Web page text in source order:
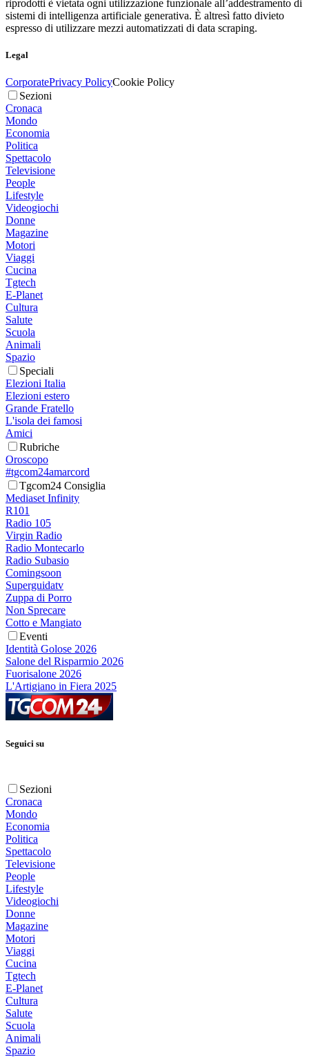
riprodotti è vietata ogni utilizzazione funzionale all’addestramento di
sistemi di intelligenza artificiale generativa. È altresì fatto divieto
espresso di utilizzare mezzi automatizzati di data scraping.
Legal
CorporatePrivacy PolicyCookie Policy
Sezioni
Cronaca
Mondo
Economia
Politica
Spettacolo
Televisione
People
Lifestyle
Videogiochi
Donne
Magazine
Motori
Viaggi
Cucina
Tgtech
E-Planet
Cultura
Salute
Scuola
Animali
Spazio
Speciali
Elezioni Italia
Elezioni estero
Grande Fratello
L'isola dei famosi
Amici
Rubriche
Oroscopo
#tgcom24amarcord
Tgcom24 Consiglia
Mediaset Infinity
R101
Radio 105
Virgin Radio
Radio Montecarlo
Radio Subasio
Comingsoon
Superguidatv
Zuppa di Porro
Non Sprecare
Cotto e Mangiato
Eventi
Identità Golose 2026
Salone del Risparmio 2026
Fuorisalone 2026
L'Artigiano in Fiera 2025
Seguici su
Sezioni
Cronaca
Mondo
Economia
Politica
Spettacolo
Televisione
People
Lifestyle
Videogiochi
Donne
Magazine
Motori
Viaggi
Cucina
Tgtech
E-Planet
Cultura
Salute
Scuola
Animali
Spazio